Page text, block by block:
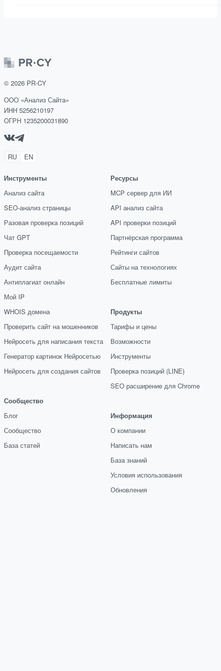
© 2026 PR-CY
ООО «Анализ Сайта»
ИНН 5256210197
ОГРН 1235200031890
RU EN
Инструменты
Анализ сайта
SEO-анализ страницы
Разовая проверка позиций
Чат GPT
Проверка посещаемости
Аудит сайта
Антиплагиат онлайн
Мой IP
WHOIS домена
Проверить сайт на мошенников
Нейросеть для написания текста
Генератор картинок Нейросетью
Нейросеть для создания сайтов
Сообщество
Блог
Сообщество
База статей
Ресурсы
MCP сервер для ИИ
API анализ сайта
API проверки позиций
Партнёрская программа
Рейтинги сайтов
Сайты на технологиях
Бесплатные лимиты
Продукты
Тарифы и цены
Возможности
Инструменты
Проверка позиций (LINE)
SEO расширение для Chrome
Информация
О компании
Написать нам
База знаний
Условия использования
Обновления